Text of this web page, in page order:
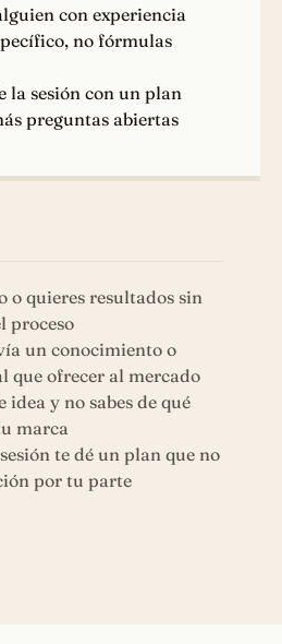
con experiencia
no fórmulas
la sesión con un plan
preguntas abiertas
o quieres resultados sin
proceso
un conocimiento o
que ofrecer al mercado
idea y no sabes de qué
marca
te dé un plan que no
por tu parte